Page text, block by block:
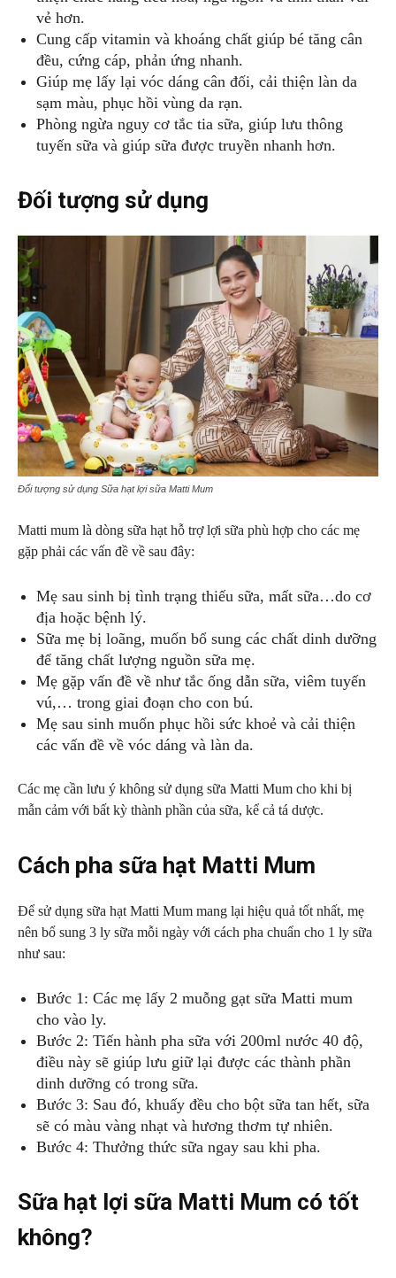
vẻ hơn.
Cung cấp vitamin và khoáng chất giúp bé tăng cân
đều, cứng cáp, phản ứng nhanh.
Giúp mẹ lấy lại vóc dáng cân đối, cải thiện làn da
sạm màu, phục hồi vùng da rạn.
Phòng ngừa nguy cơ tắc tia sữa, giúp lưu thông
tuyến sữa và giúp sữa được truyền nhanh hơn.
Đối tượng sử dụng
Đối tượng sử dụng Sữa hạt lợi sữa Matti Mum
Matti mum là dòng sữa hạt hỗ trợ lợi sữa phù hợp cho các mẹ
gặp phải các vấn đề về sau đây:
Mẹ sau sinh bị tình trạng thiếu sữa, mất sữa…do cơ
địa hoặc bệnh lý.
Sữa mẹ bị loãng, muốn bổ sung các chất dinh dưỡng
để tăng chất lượng nguồn sữa mẹ.
Mẹ gặp vấn đề về như tắc ống dẫn sữa, viêm tuyến
vú,… trong giai đoạn cho con bú.
Mẹ sau sinh muốn phục hồi sức khoẻ và cải thiện
các vấn đề về vóc dáng và làn da.
Các mẹ cần lưu ý không sử dụng sữa Matti Mum cho khi bị
mẫn cảm với bất kỳ thành phần của sữa, kể cả tá dược.
Cách pha sữa hạt Matti Mum
Để sử dụng sữa hạt Matti Mum mang lại hiệu quả tốt nhất, mẹ
nên bổ sung 3 ly sữa mỗi ngày với cách pha chuẩn cho 1 ly sữa
như sau:
Bước 1: Các mẹ lấy 2 muỗng gạt sữa Matti mum
cho vào ly.
Bước 2: Tiến hành pha sữa với 200ml nước 40 độ,
điều này sẽ giúp lưu giữ lại được các thành phần
dinh dưỡng có trong sữa.
Bước 3: Sau đó, khuấy đều cho bột sữa tan hết, sữa
sẽ có màu vàng nhạt và hương thơm tự nhiên.
Bước 4: Thưởng thức sữa ngay sau khi pha.
Sữa hạt lợi sữa Matti Mum có tốt
không?